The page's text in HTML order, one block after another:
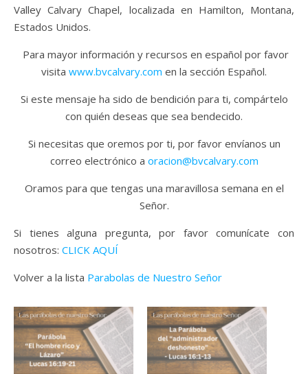
Valley Calvary Chapel, localizada en Hamilton, Montana,
Estados Unidos.
Para mayor información y recursos en español por favor
visita www.bvcalvary.com en la sección Español.
Si este mensaje ha sido de bendición para ti, compártelo
con quién deseas que sea bendecido.
Si necesitas que oremos por ti, por favor envíanos un
correo electrónico a oracion@bvcalvary.com
Oramos para que tengas una maravillosa semana en el
Señor.
Si tienes alguna pregunta, por favor comunícate con
nosotros: CLICK AQUÍ
Volver a la lista Parabolas de Nuestro Señor